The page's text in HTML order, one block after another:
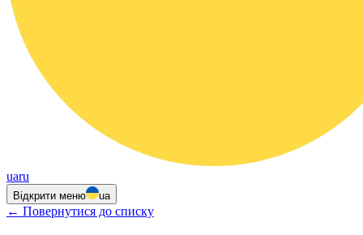
uaru
Відкрити меню ua
← Повернутися до списку